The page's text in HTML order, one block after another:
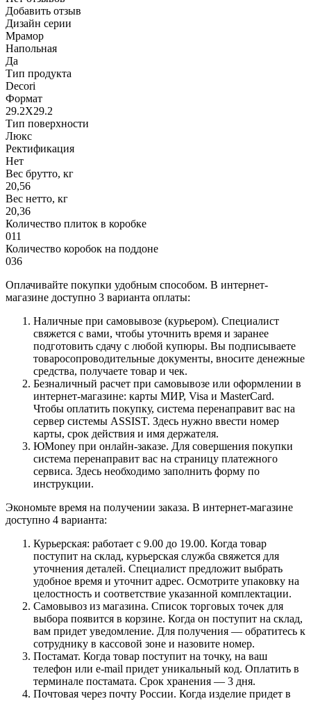
Добавить отзыв
Дизайн серии
Мрамор
Напольная
Да
Тип продукта
Decori
Формат
29.2X29.2
Тип поверхности
Люкс
Ректификация
Нет
Вес брутто, кг
20,56
Вес нетто, кг
20,36
Количество плиток в коробке
011
Количество коробок на поддоне
036
Оплачивайте покупки удобным способом. В интернет-
магазине доступно 3 варианта оплаты:
Наличные при самовывозе (курьером). Специалист
свяжется с вами, чтобы уточнить время и заранее
подготовить сдачу с любой купюры. Вы подписываете
товаросопроводительные документы, вносите денежные
средства, получаете товар и чек.
Безналичный расчет при самовывозе или оформлении в
интернет-магазине: карты МИР, Visa и MasterCard.
Чтобы оплатить покупку, система перенаправит вас на
сервер системы ASSIST. Здесь нужно ввести номер
карты, срок действия и имя держателя.
ЮMoney при онлайн-заказе. Для совершения покупки
система перенаправит вас на страницу платежного
сервиса. Здесь необходимо заполнить форму по
инструкции.
Экономьте время на получении заказа. В интернет-магазине
доступно 4 варианта:
Курьерская: работает с 9.00 до 19.00. Когда товар
поступит на склад, курьерская служба свяжется для
уточнения деталей. Специалист предложит выбрать
удобное время и уточнит адрес. Осмотрите упаковку на
целостность и соответствие указанной комплектации.
Самовывоз из магазина. Список торговых точек для
выбора появится в корзине. Когда он поступит на склад,
вам придет уведомление. Для получения — обратитесь к
сотруднику в кассовой зоне и назовите номер.
Постамат. Когда товар поступит на точку, на ваш
телефон или e-mail придет уникальный код. Оплатить в
терминале постамата. Срок хранения — 3 дня.
Почтовая через почту России. Когда изделие придет в